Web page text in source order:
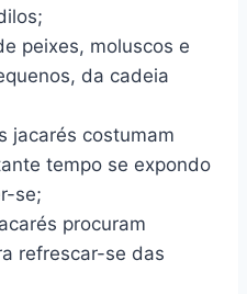
peixes, moluscos e
da cadeia
jacarés costumam
tempo se expondo
se;
procuram
refrescar-se das